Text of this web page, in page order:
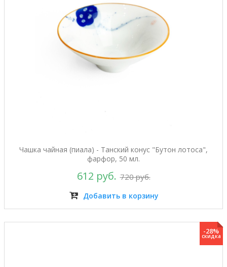
Чашка чайная (пиала) - Танский конус "Бутон лотоса",
фарфор, 50 мл.
612 руб. 720 руб.
Добавить в корзину
-28%
скидка